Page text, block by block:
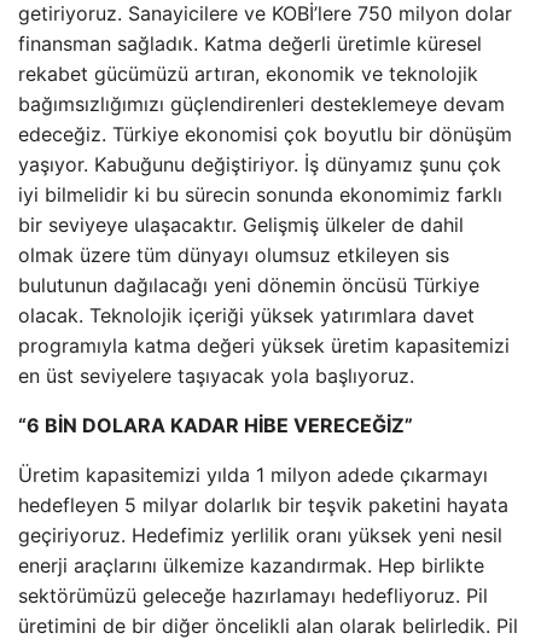
getiriyoruz. Sanayicilere ve KOBİ’lere 750 milyon dolar
finansman sağladık. Katma değerli üretimle küresel
rekabet gücümüzü artıran, ekonomik ve teknolojik
bağımsızlığımızı güçlendirenleri desteklemeye devam
edeceğiz. Türkiye ekonomisi çok boyutlu bir dönüşüm
yaşıyor. Kabuğunu değiştiriyor. İş dünyamız şunu çok
iyi bilmelidir ki bu sürecin sonunda ekonomimiz farklı
bir seviyeye ulaşacaktır. Gelişmiş ülkeler de dahil
olmak üzere tüm dünyayı olumsuz etkileyen sis
bulutunun dağılacağı yeni dönemin öncüsü Türkiye
olacak. Teknolojik içeriği yüksek yatırımlara davet
programıyla katma değeri yüksek üretim kapasitemizi
en üst seviyelere taşıyacak yola başlıyoruz.
“6 BİN DOLARA KADAR HİBE VERECEĞİZ”
Üretim kapasitemizi yılda 1 milyon adede çıkarmayı
hedefleyen 5 milyar dolarlık bir teşvik paketini hayata
geçiriyoruz. Hedefimiz yerlilik oranı yüksek yeni nesil
enerji araçlarını ülkemize kazandırmak. Hep birlikte
sektörümüzü geleceğe hazırlamayı hedefliyoruz. Pil
üretimini de bir diğer öncelikli alan olarak belirledik. Pil